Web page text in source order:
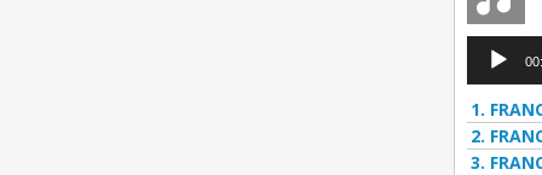
Lecteur
audio
1.
2.
3.